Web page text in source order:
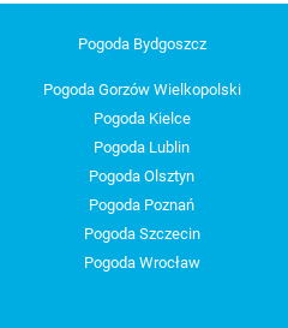
Pogoda Bydgoszcz
Pogoda Gorzów Wielkopolski
Pogoda Kielce
Pogoda Lublin
Pogoda Olsztyn
Pogoda Poznań
Pogoda Szczecin
Pogoda Wrocław